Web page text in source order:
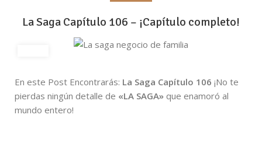
La Saga Capítulo 106 – ¡Capítulo completo!
En este Post Encontrarás: La Saga Capítulo 106 ¡No te
pierdas ningún detalle de «LA SAGA» que enamoró al
mundo entero!